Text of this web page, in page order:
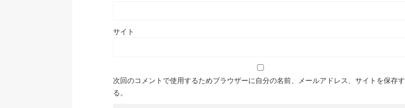
サイト
次回のコメントで使用するためブラウザーに自分の名前、メールアドレス、サイトを保存す
る。